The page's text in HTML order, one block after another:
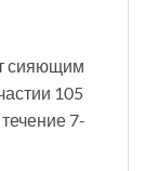
сияющим
105
7-